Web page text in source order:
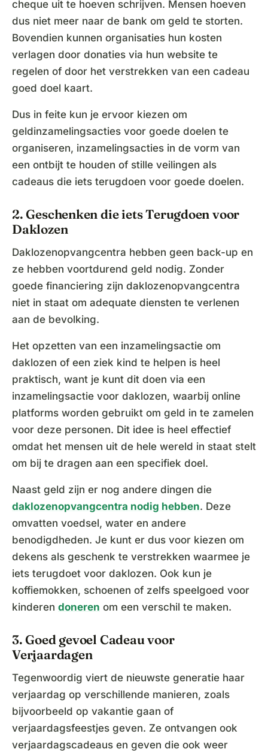
cheque uit te hoeven schrijven. Mensen hoeven
dus niet meer naar de bank om geld te storten.
Bovendien kunnen organisaties hun kosten
verlagen door donaties via hun website te
regelen of door het verstrekken van een cadeau
goed doel kaart.
Dus in feite kun je ervoor kiezen om
geldinzamelingsacties voor goede doelen te
organiseren, inzamelingsacties in de vorm van
een ontbijt te houden of stille veilingen als
cadeaus die iets terugdoen voor goede doelen.
2. Geschenken die iets Terugdoen voor
Daklozen
Daklozenopvangcentra hebben geen back-up en
ze hebben voortdurend geld nodig. Zonder
goede financiering zijn daklozenopvangcentra
niet in staat om adequate diensten te verlenen
aan de bevolking.
Het opzetten van een inzamelingsactie om
daklozen of een ziek kind te helpen is heel
praktisch, want je kunt dit doen via een
inzamelingsactie voor daklozen, waarbij online
platforms worden gebruikt om geld in te zamelen
voor deze personen. Dit idee is heel effectief
omdat het mensen uit de hele wereld in staat stelt
om bij te dragen aan een specifiek doel.
Naast geld zijn er nog andere dingen die
daklozenopvangcentra nodig hebben. Deze
omvatten voedsel, water en andere
benodigdheden. Je kunt er dus voor kiezen om
dekens als geschenk te verstrekken waarmee je
iets terugdoet voor daklozen. Ook kun je
koffiemokken, schoenen of zelfs speelgoed voor
kinderen doneren om een verschil te maken.
3. Goed gevoel Cadeau voor
Verjaardagen
Tegenwoordig viert de nieuwste generatie haar
verjaardag op verschillende manieren, zoals
bijvoorbeeld op vakantie gaan of
verjaardagsfeestjes geven. Ze ontvangen ook
verjaardagscadeaus en geven die ook weer